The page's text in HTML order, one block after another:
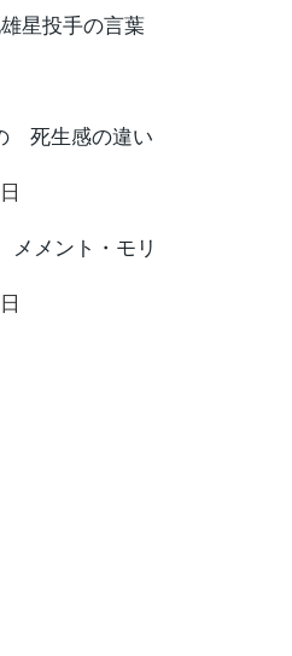
星投手の言葉
死生感の違い
メント・モリ